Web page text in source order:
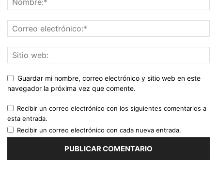
Guardar mi nombre, correo electrónico y sitio web en este
navegador la próxima vez que comente.
Recibir un correo electrónico con los siguientes comentarios a
esta entrada.
Recibir un correo electrónico con cada nueva entrada.